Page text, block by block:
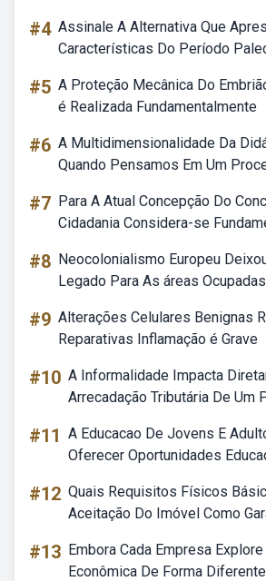
#4 Assinale A Alternativa Que
Características Do Período
#5 A Proteção Mecânica Do
é Realizada Fundamentalmente
#6 A Multidimensionalidade Da
Quando Pensamos Em Um
#7 Para A Atual Concepção Do
Cidadania Considera-se
#8 Neocolonialismo Europeu
Legado Para As áreas
#9 Alterações Celulares Benignas
Reparativas Inflamação é Grave
#10 A Informalidade Impacta
Arrecadação Tributária De Um
#11 A Educacao De Jovens E
Oferecer Oportunidades
#12 Quais Requisitos Físicos
Aceitação Do Imóvel Como
#13 Embora Cada Empresa
Econômica De Forma Diferente